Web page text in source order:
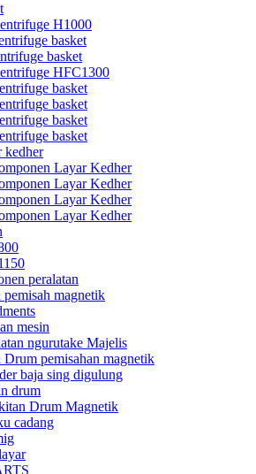
H1000
basket
basket
HFC1300
basket
basket
basket
basket
kedher
Layar Kedher
Layar Kedher
Layar Kedher
Layar Kedher
peralatan
magnetik
mesin
ngurutake Majelis
pemisahan magnetik
baja sing digulung
drum
Drum Magnetik
cadang